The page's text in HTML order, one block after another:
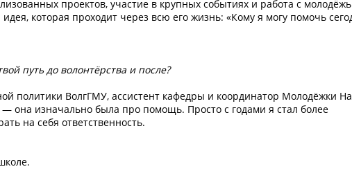
проектов, участие в крупных событиях и работа с
которая проходит через всю его жизнь: «Кому я могу помочь
путь до волонтёрства и после?
политики ВолгГМУ, ассистент кафедры и координатор Молодёжки
она изначально была про помощь. Просто с годами я стал более
на себя ответственность.